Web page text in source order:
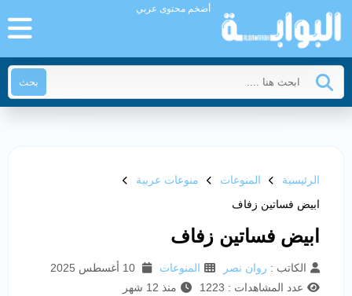
أضخم محتوى عربي
بحث
الرئيسية المنوعات
منوعات عربية
ابيض فساتين زفاف
ابيض فساتين زفاف
الكاتب : روان نصر المنوعات
عدد المشاهدات : 1223
منذ 12 شهر